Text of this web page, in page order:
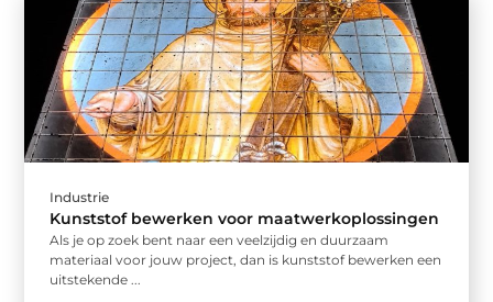
Industrie
Kunststof bewerken voor maatwerkoplossingen
Als je op zoek bent naar een veelzijdig en duurzaam
materiaal voor jouw project, dan is kunststof bewerken een
uitstekende ...